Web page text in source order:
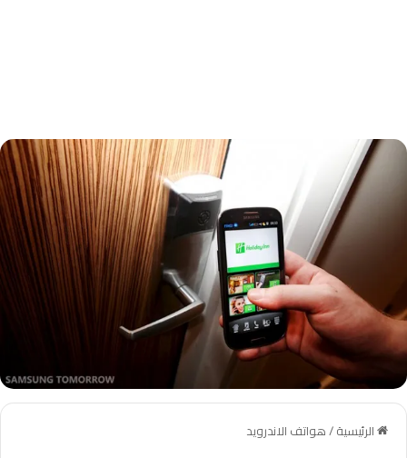
الرئيسية/هواتف الاندرويد